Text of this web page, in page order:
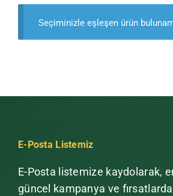
Seçiminizle eşleşen ürün
E-Posta Listemiz
E-Posta listemize kaydolarak,
güncel kampanya ve